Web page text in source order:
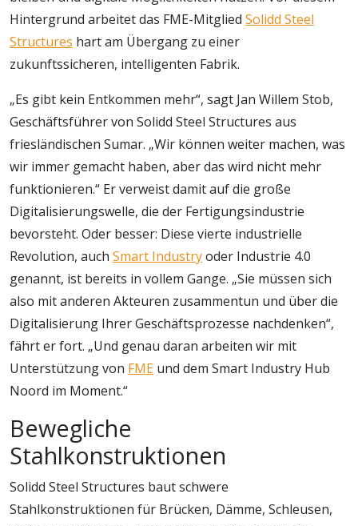
Hintergrund arbeitet das FME-Mitglied Solidd Steel
Structures hart am Übergang zu einer
zukunftssicheren, intelligenten Fabrik.
„Es gibt kein Entkommen mehr“, sagt Jan Willem Stob,
Geschäftsführer von Solidd Steel Structures aus
friesländischen Sumar. „Wir können weiter machen, was
wir immer gemacht haben, aber das wird nicht mehr
funktionieren.“ Er verweist damit auf die große
Digitalisierungswelle, die der Fertigungsindustrie
bevorsteht. Oder besser: Diese vierte industrielle
Revolution, auch Smart Industryoder Industrie 4.0
genannt, ist bereits in vollem Gange. „Sie müssen sich
also mit anderen Akteuren zusammentun und über die
Digitalisierung Ihrer Geschäftsprozesse nachdenken“,
fährt er fort. „Und genau daran arbeiten wir mit
Unterstützung von FME und dem Smart Industry Hub
Noord im Moment.“
Bewegliche
Stahlkonstruktionen
Solidd Steel Structures baut schwere
Stahlkonstruktionen für Brücken, Dämme, Schleusen,